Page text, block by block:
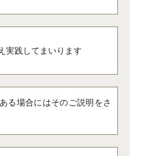
実践してまいります
る場合にはそのご説明をさ